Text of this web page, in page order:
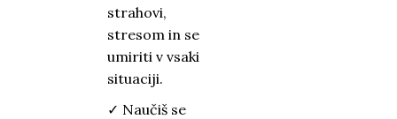
strahovi,
stresom in se
umiriti v vsaki
situaciji.
✓ Naučiš se